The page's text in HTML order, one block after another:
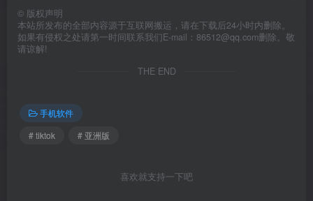
© 版权声明
本站所发布的全部内容源于互联网搬运，请在下载后24小时内删除。
如果有侵权之处请第一时间联系我们E-mail：86512@qq.com删除。敬
请谅解!
THE END
手机软件
# tiktok
# 亚洲版
喜欢就支持一下吧